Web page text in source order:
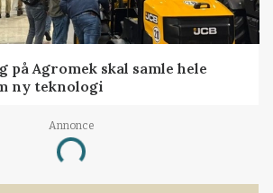
på Agromek skal samle hele
ny teknologi
Annonce
Loading...